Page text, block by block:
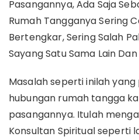
Pasangannya, Ada Saja
Rumah Tangganya Sering
Bertengkar, Sering Salah
Sayang Satu Sama Lain
Masalah seperti inilah
hubungan rumah tangga
pasangannya. Itulah
Konsultan Spiritual seperti